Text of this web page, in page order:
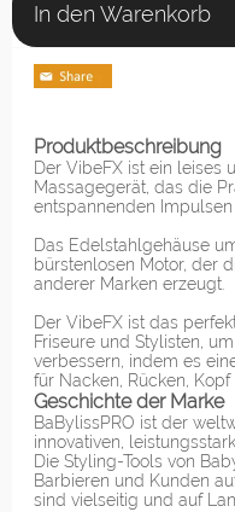
In den Warenkorb
Produktbeschreibung
Der VibeFX ist ein leises
Massagegerät, das die
entspannenden Impulsen
Das Edelstahlgehäuse
bürstenlosen Motor, der
anderer Marken erzeugt.
Der VibeFX ist das
Friseure und Stylisten,
verbessern, indem es
für Nacken, Rücken, Kopf
Geschichte der Marke
BaBylissPRO ist der
innovativen,
Die Styling-Tools von
Barbieren und Kunden
sind vielseitig und auf